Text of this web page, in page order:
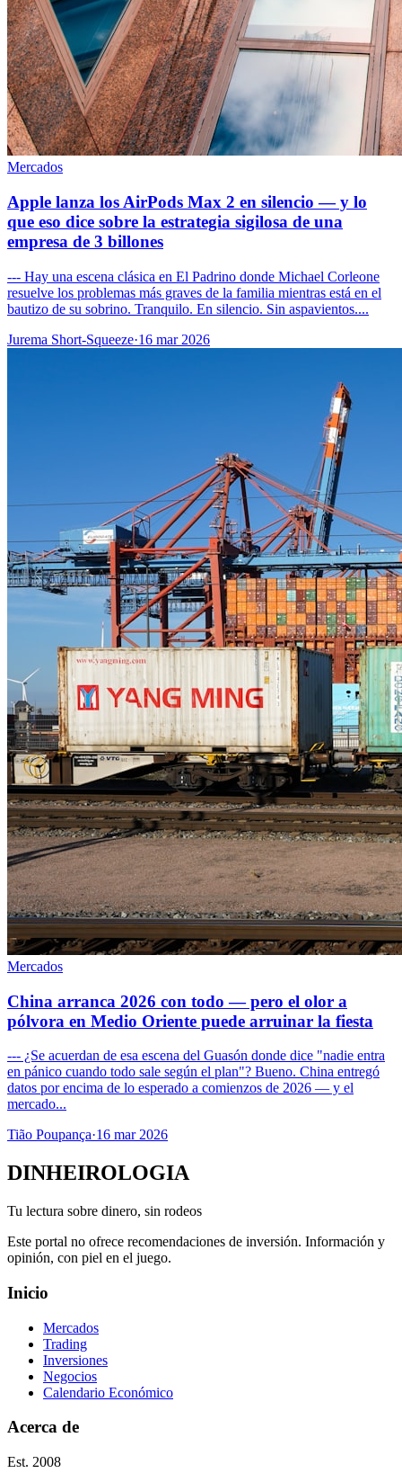
Mercados
Apple lanza los AirPods Max 2 en silencio — y lo
que eso dice sobre la estrategia sigilosa de una
empresa de 3 billones
--- Hay una escena clásica en El Padrino donde Michael Corleone
resuelve los problemas más graves de la familia mientras está en el
bautizo de su sobrino. Tranquilo. En silencio. Sin aspavientos....
Jurema Short-Squeeze·16 mar 2026
Mercados
China arranca 2026 con todo — pero el olor a
pólvora en Medio Oriente puede arruinar la fiesta
--- ¿Se acuerdan de esa escena del Guasón donde dice "nadie entra
en pánico cuando todo sale según el plan"? Bueno. China entregó
datos por encima de lo esperado a comienzos de 2026 — y el
mercado...
Tião Poupança·16 mar 2026
DINHEIROLOGIA
Tu lectura sobre dinero, sin rodeos
Este portal no ofrece recomendaciones de inversión. Información y
opinión, con piel en el juego.
Inicio
Mercados
Trading
Inversiones
Negocios
Calendario Económico
Acerca de
Est. 2008